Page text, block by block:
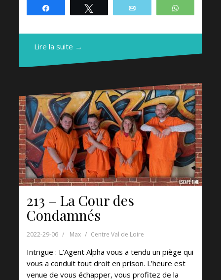
Lire la suite →
213 – La Cour des
Condamnés
2022-29-06 Max Centre Val de Loire
Intrigue : L’Agent Alpha vous a tendu un piège qui
vous a conduit tout droit en prison. L’heure est
venue de vous échapper, vous profitez de la